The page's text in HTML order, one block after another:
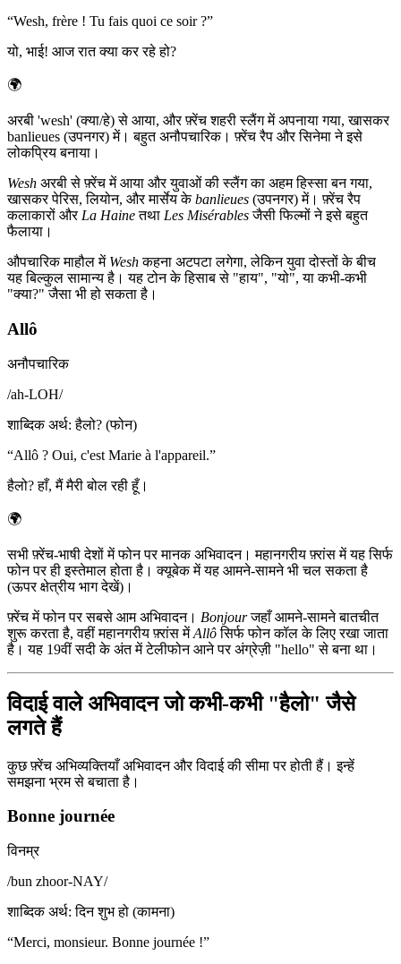
“Wesh, frère ! Tu fais quoi ce soir ?”
यो, भाई! आज रात क्या कर रहे हो?
🌍
अरबी 'wesh' (क्या/हे) से आया, और फ़्रेंच शहरी स्लैंग में अपनाया गया, खासकर
banlieues (उपनगर) में। बहुत अनौपचारिक। फ़्रेंच रैप और सिनेमा ने इसे
लोकप्रिय बनाया।
Wesh अरबी से फ़्रेंच में आया और युवाओं की स्लैंग का अहम हिस्सा बन गया,
खासकर पेरिस, लियोन, और मार्सेय केbanlieues (उपनगर) में। फ़्रेंच रैप
कलाकारों औरLa Haineतथा Les Misérablesजैसी फिल्मों ने इसे बहुत
फैलाया।
औपचारिक माहौल में Weshकहना अटपटा लगेगा, लेकिन युवा दोस्तों के बीच
यह बिल्कुल सामान्य है। यह टोन के हिसाब से "हाय", "यो", या कभी-कभी
"क्या?" जैसा भी हो सकता है।
Allô
अनौपचारिक
/ah-LOH/
शाब्दिक अर्थ: हैलो? (फोन)
“Allô ? Oui, c'est Marie à l'appareil.”
हैलो? हाँ, मैं मैरी बोल रही हूँ।
🌍
सभी फ़्रेंच-भाषी देशों में फोन पर मानक अभिवादन। महानगरीय फ़्रांस में यह सिर्फ
फोन पर ही इस्तेमाल होता है। क्यूबेक में यह आमने-सामने भी चल सकता है
(ऊपर क्षेत्रीय भाग देखें)।
फ़्रेंच में फोन पर सबसे आम अभिवादन। Bonjourजहाँ आमने-सामने बातचीत
शुरू करता है, वहीं महानगरीय फ़्रांस मेंAllôसिर्फ फोन कॉल के लिए रखा जाता
है। यह 19वीं सदी के अंत में टेलीफोन आने पर अंग्रेज़ी "hello" से बना था।
विदाई वाले अभिवादन जो कभी-कभी "हैलो" जैसे
लगते हैं
कुछ फ़्रेंच अभिव्यक्तियाँ अभिवादन और विदाई की सीमा पर होती हैं। इन्हें
समझना भ्रम से बचाता है।
Bonne journée
विनम्र
/bun zhoor-NAY/
शाब्दिक अर्थ: दिन शुभ हो (कामना)
“Merci, monsieur. Bonne journée !”